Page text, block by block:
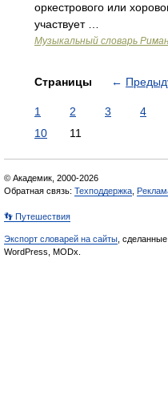
оркестрового или
участвует …
Музыкальный словарь
Страницы ←
1 2 3 4
10
11
© Академик, 2000-2026
Обратная связь: Техподдержка
👣 Путешествия
Экспорт словарей на сайты ,
WordPress, MODx.